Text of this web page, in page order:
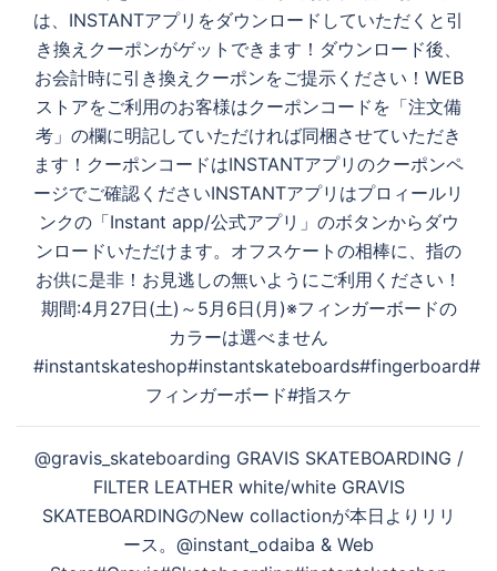
シ
ョ
ン
は、INSTANTアプリをダウンロードしていただくと引
き換えクーポンがゲットできます！ダウンロード後、
お会計時に引き換えクーポンをご提示ください！WEB
ストアをご利用のお客様はクーポンコードを「注文備
考」の欄に明記していただければ同梱させていただき
ます！クーポンコードはINSTANTアプリのクーポンペ
ージでご確認ください️INSTANTアプリはプロィールリ
ンクの「Instant app/公式アプリ」のボタンからダウ
ンロードいただけます。オフスケートの相棒に、指の
お供に是非！お見逃しの無いようにご利用ください！
期間:4月27日(土)～5月6日(月)※フィンガーボードの
カラーは選べません
#instantskateshop#instantskateboards#fingerboard#
フィンガーボード#指スケ
@gravis_skateboarding GRAVIS SKATEBOARDING /
FILTER LEATHER white/white GRAVIS
SKATEBOARDINGのNew collactionが本日よりリリ
ース。@instant_odaiba & Web